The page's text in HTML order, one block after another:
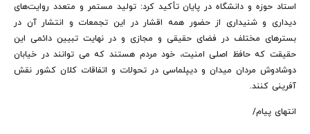
استاد حوزه و دانشگاه در پایان تأکید کرد: تولید مستمر و متعدد روایت‌های
دیداری و شنیداری از حضور همه اقشار در این تجمعات و انتشار آن در
بسترهای مختلف در فضای حقیقی و مجازی و در نهایت تبیین دائمی این
حقیقت که حافظ اصلی امنیت، خود مردم هستند که می توانند در خیابان
دوشادوش مردان میدان و دیپلماسی در تحولات و اتفاقات کلان کشور نقش
آفرینی کنند.
انتهای پیام/